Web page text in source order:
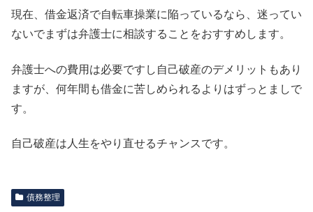
現在、借金返済で自転車操業に陥っているなら、迷ってい
ないでまずは弁護士に相談することをおすすめします。
弁護士への費用は必要ですし自己破産のデメリットもあり
ますが、何年間も借金に苦しめられるよりはずっとましで
す。
自己破産は人生をやり直せるチャンスです。
債務整理